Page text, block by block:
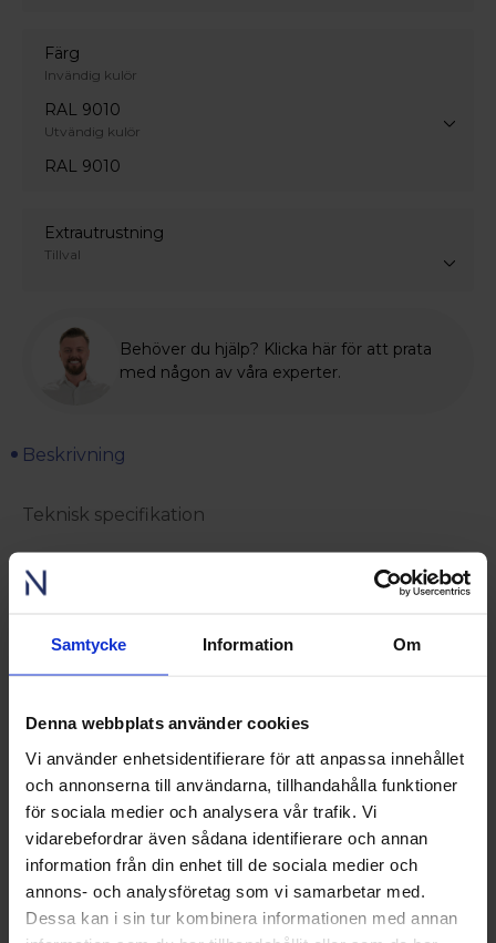
Samtycke Information Om
Denna webbplats använder cookies
Vi använder enhetsidentifierare för att anpassa innehållet
och annonserna till användarna, tillhandahålla funktioner
för sociala medier och analysera vår trafik. Vi
vidarebefordrar även sådana identifierare och annan
information från din enhet till de sociala medier och
annons- och analysföretag som vi samarbetar med.
Dessa kan i sin tur kombinera informationen med annan
Färg
Invändig kulör
RAL 9010
Utvändig kulör
RAL 9010
Extrautrustning
Tillval
Behöver du hjälp? Klicka här för att prata
med någon av våra experter.
Beskrivning
Teknisk specifikation
Anvisningar
takfönster med 2-glas isolerglas. Den yttre välvda kåpan är
tillverkat av slitstark klar polykarbonat som även går att
stänger fönstret vid regn.
villaägare som i offentlig miljö. Utrustat med P2
inbrottsklassat glas med där glaset är laminerat på insidan
och härdat på utsidan. Det laminerade glaset gör att
glaset inte kan falla ner samt reducerar regnljud och
skydd.
Dett platta takfönstret ger ett diskret intryck på taket.
Ljusinsläppet är överlägset alla andra fönster då det faller